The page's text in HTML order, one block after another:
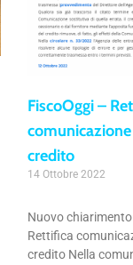
FiscoOggi –
credito
14 Ottobre 2022
Nuovo
Rettifica
credito Nella